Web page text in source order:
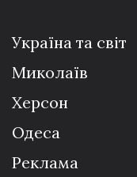
Україна та світ
Миколаїв
Херсон
Одеса
Реклама